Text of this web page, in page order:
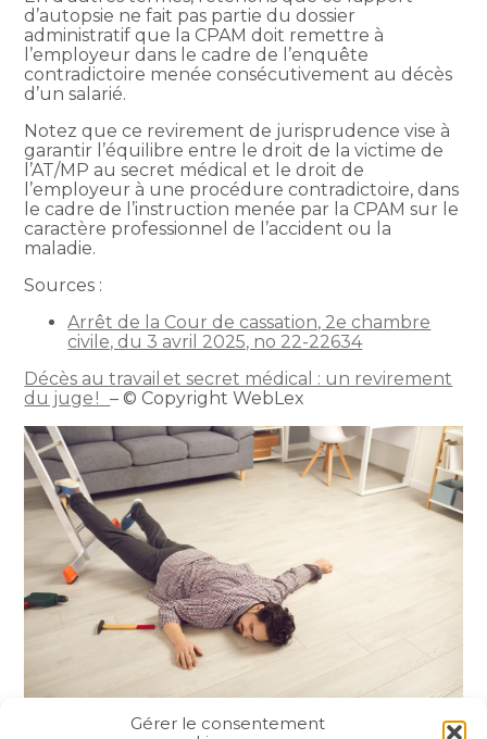
Gérer le consentement
d’autopsie ne fait pas partie du dossier
administratif que la CPAM doit remettre à
l’employeur dans le cadre de l’enquête
contradictoire menée consécutivement au décès
d’un salarié.
Notez que ce revirement de jurisprudence vise à
garantir l’équilibre entre le droit de la victime de
l’AT/MP au secret médical et le droit de
l’employeur à une procédure contradictoire, dans
le cadre de l’instruction menée par la CPAM sur le
caractère professionnel de l’accident ou la
maladie.
Sources :
Arrêt de la Cour de cassation, 2e chambre
civile, du 3 avril 2025, no 22-22634
Décès au travail et secret médical : un revirement
du juge !– © Copyright WebLex